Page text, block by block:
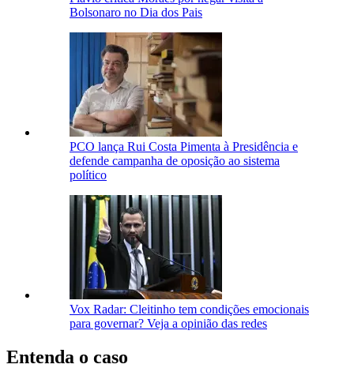
Bolsonaro no Dia dos Pais
PCO lança Rui Costa Pimenta à Presidência e
defende campanha de oposição ao sistema
político
Vox Radar: Cleitinho tem condições emocionais
para governar? Veja a opinião das redes
Entenda o caso